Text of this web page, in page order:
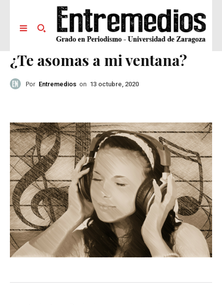
¿Te asomas a mi ventana?
Por Entremedios on 13 octubre, 2020